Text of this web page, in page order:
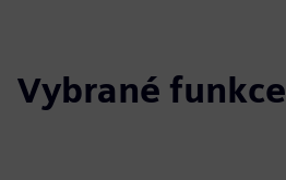
Vybrané funkce